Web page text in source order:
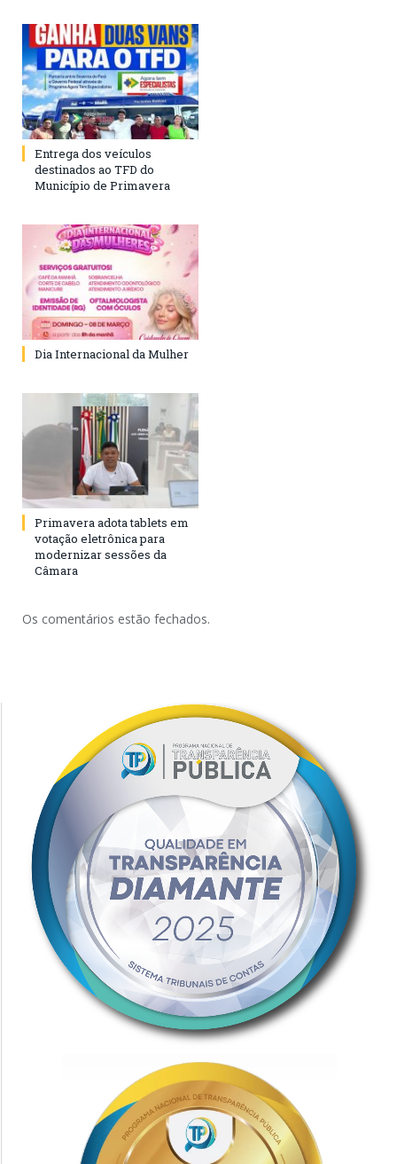
Entrega dos veículos
destinados ao TFD do
Município de Primavera
Dia Internacional da Mulher
Primavera adota tablets em
votação eletrônica para
modernizar sessões da
Câmara
Os comentários estão fechados.